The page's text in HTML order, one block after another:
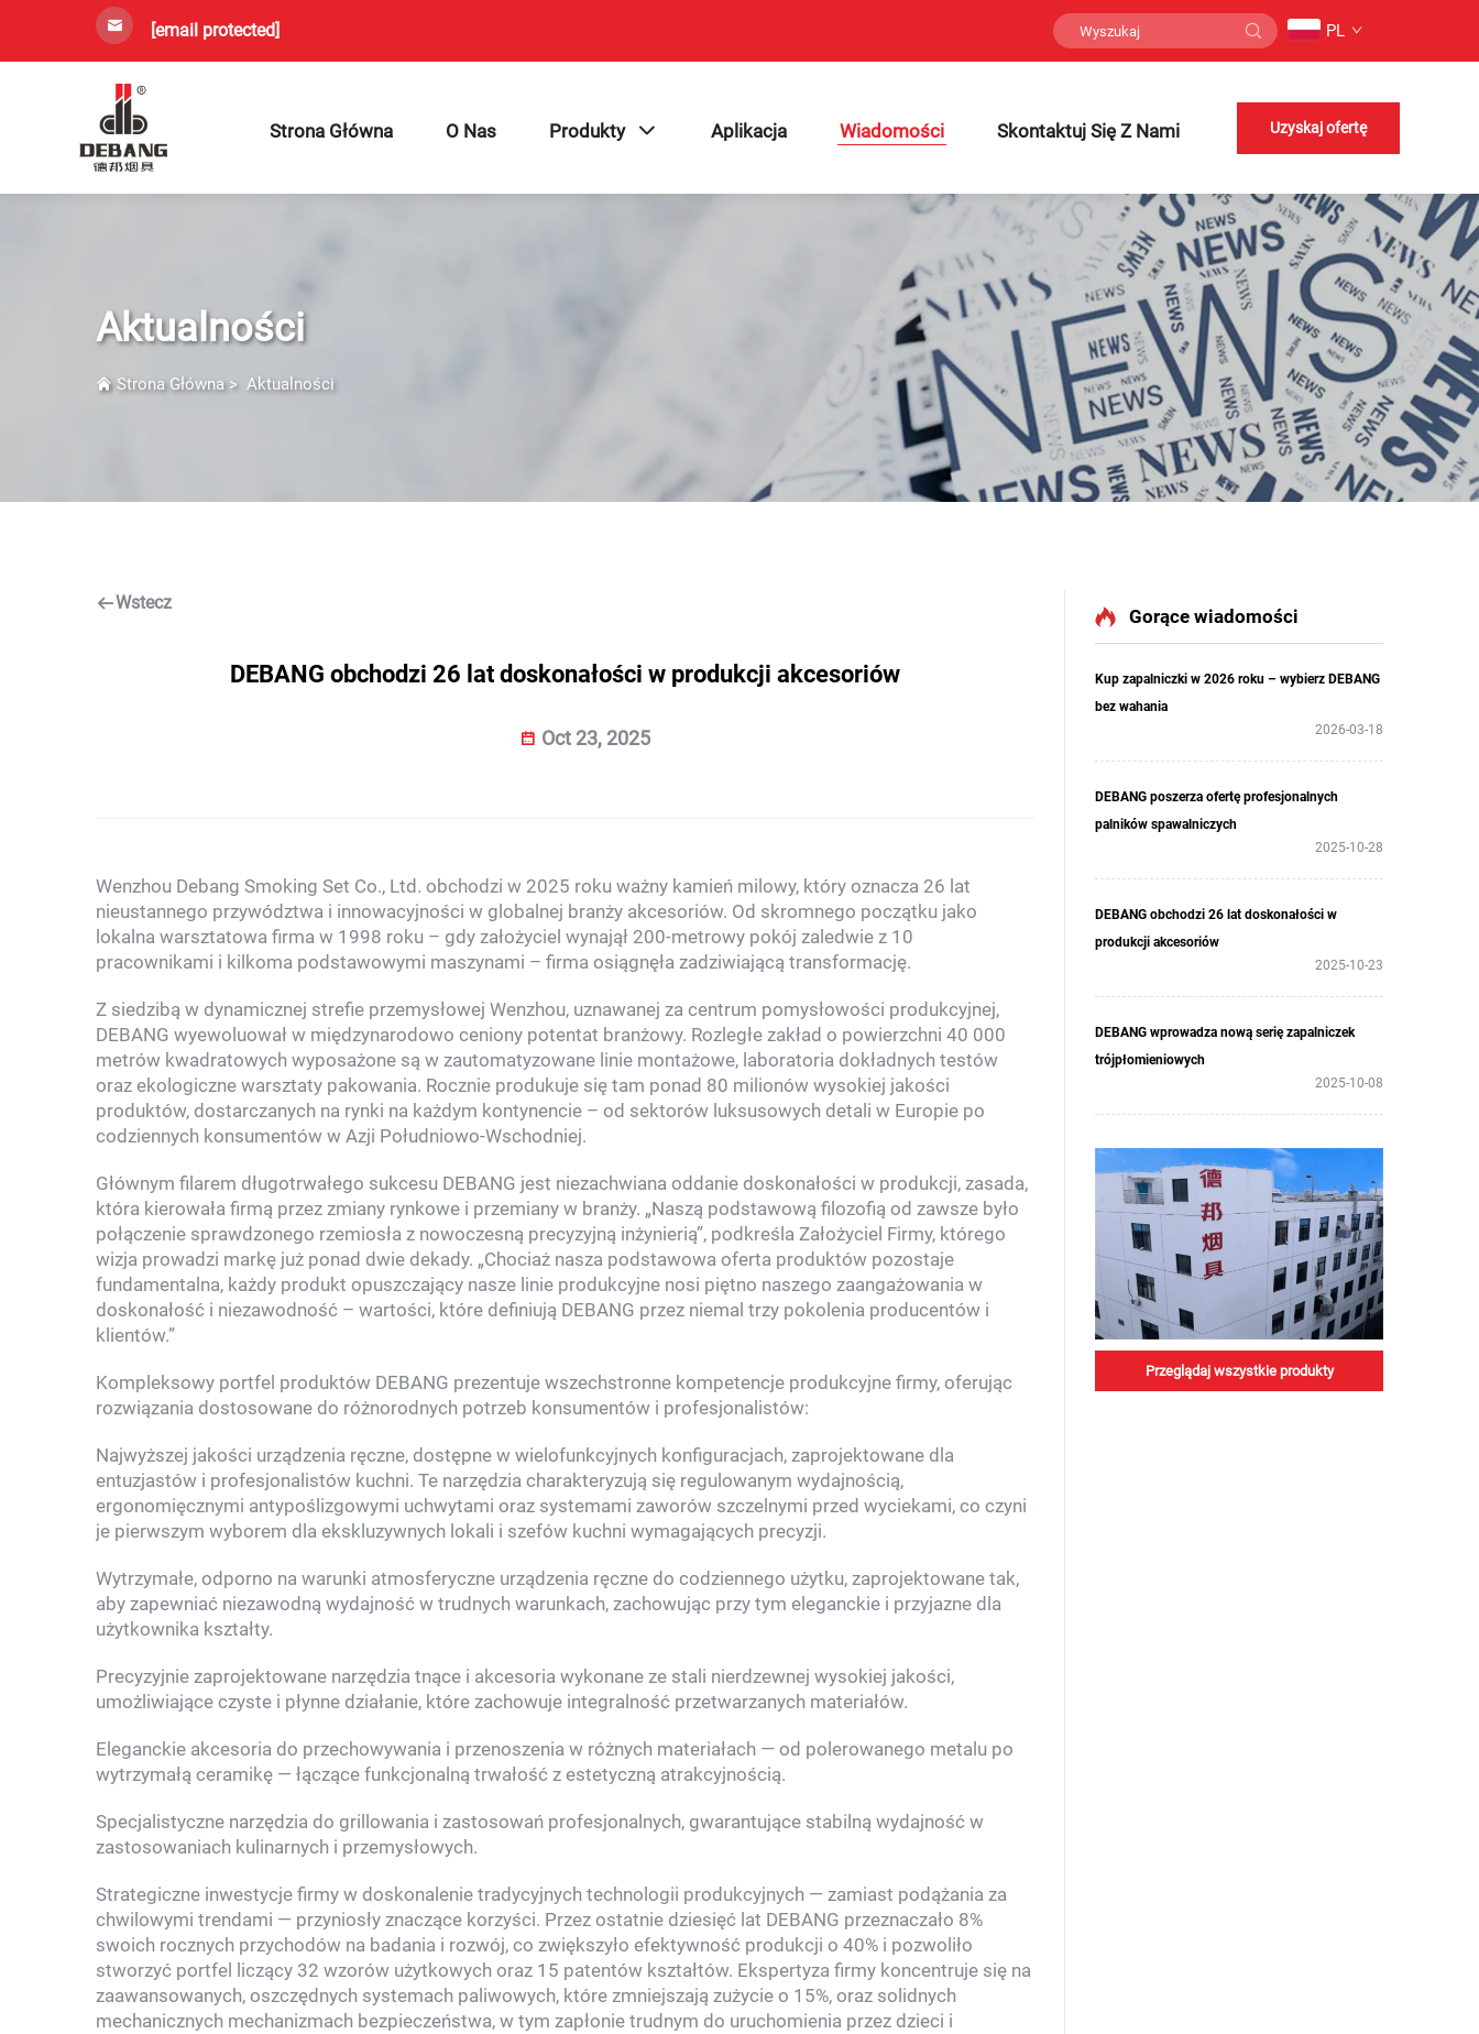
[email protected] PL
Strona Główna O Nas Produkty Aplikacja Wiadomości Skontaktuj Się Z Nami Uzyskaj ofertę
Aktualności
Strona Główna> Aktualności
Wstecz
DEBANG obchodzi 26 lat doskonałości w produkcji akcesoriów
Oct 23, 2025
Wenzhou Debang Smoking Set Co., Ltd. obchodzi w 2025 roku ważny kamień milowy, który oznacza 26 lat
nieustannego przywództwa i innowacyjności w globalnej branży akcesoriów. Od skromnego początku jako
lokalna warsztatowa firma w 1998 roku – gdy założyciel wynajął 200-metrowy pokój zaledwie z 10
pracownikami i kilkoma podstawowymi maszynami – firma osiągnęła zadziwiającą transformację.
Z siedzibą w dynamicznej strefie przemysłowej Wenzhou, uznawanej za centrum pomysłowości produkcyjnej,
DEBANG wyewoluował w międzynarodowo ceniony potentat branżowy. Rozległe zakład o powierzchni 40 000
metrów kwadratowych wyposażone są w zautomatyzowane linie montażowe, laboratoria dokładnych testów
oraz ekologiczne warsztaty pakowania. Rocznie produkuje się tam ponad 80 milionów wysokiej jakości
produktów, dostarczanych na rynki na każdym kontynencie – od sektorów luksusowych detali w Europie po
codziennych konsumentów w Azji Południowo-Wschodniej.
Głównym filarem długotrwałego sukcesu DEBANG jest niezachwiana oddanie doskonałości w produkcji, zasada,
która kierowała firmą przez zmiany rynkowe i przemiany w branży. „Naszą podstawową filozofią od zawsze było
połączenie sprawdzonego rzemiosła z nowoczesną precyzyjną inżynierią”, podkreśla Założyciel Firmy, którego
wizja prowadzi markę już ponad dwie dekady. „Chociaż nasza podstawowa oferta produktów pozostaje
fundamentalna, każdy produkt opuszczający nasze linie produkcyjne nosi piętno naszego zaangażowania w
doskonałość i niezawodność – wartości, które definiują DEBANG przez niemal trzy pokolenia producentów i
klientów.”
Kompleksowy portfel produktów DEBANG prezentuje wszechstronne kompetencje produkcyjne firmy, oferując
rozwiązania dostosowane do różnorodnych potrzeb konsumentów i profesjonalistów:
Najwyższej jakości urządzenia ręczne, dostępne w wielofunkcyjnych konfiguracjach, zaprojektowane dla
entuzjastów i profesjonalistów kuchni. Te narzędzia charakteryzują się regulowanym wydajnością,
ergonomięcznymi antypoślizgowymi uchwytami oraz systemami zaworów szczelnymi przed wyciekami, co czyni
je pierwszym wyborem dla ekskluzywnych lokali i szefów kuchni wymagających precyzji.
Wytrzymałe, odporno na warunki atmosferyczne urządzenia ręczne do codziennego użytku, zaprojektowane tak,
aby zapewniać niezawodną wydajność w trudnych warunkach, zachowując przy tym eleganckie i przyjazne dla
użytkownika kształty.
Precyzyjnie zaprojektowane narzędzia tnące i akcesoria wykonane ze stali nierdzewnej wysokiej jakości,
umożliwiające czyste i płynne działanie, które zachowuje integralność przetwarzanych materiałów.
Eleganckie akcesoria do przechowywania i przenoszenia w różnych materiałach — od polerowanego metalu po
wytrzymałą ceramikę — łączące funkcjonalną trwałość z estetyczną atrakcyjnością.
Specjalistyczne narzędzia do grillowania i zastosowań profesjonalnych, gwarantujące stabilną wydajność w
zastosowaniach kulinarnych i przemysłowych.
Strategiczne inwestycje firmy w doskonalenie tradycyjnych technologii produkcyjnych — zamiast podążania za
chwilowymi trendami — przyniosły znaczące korzyści. Przez ostatnie dziesięć lat DEBANG przeznaczało 8%
swoich rocznych przychodów na badania i rozwój, co zwiększyło efektywność produkcji o 40% i pozwoliło
stworzyć portfel liczący 32 wzorów użytkowych oraz 15 patentów kształtów. Ekspertyza firmy koncentruje się na
zaawansowanych, oszczędnych systemach paliwowych, które zmniejszają zużycie o 15%, oraz solidnych
mechanicznych mechanizmach bezpieczeństwa, w tym zapłonie trudnym do uruchomienia przez dzieci i
Gorące wiadomości
Kup zapalniczki w 2026 roku – wybierz DEBANG
bez wahania
2026-03-18
DEBANG poszerza ofertę profesjonalnych
palników spawalniczych
2025-10-28
DEBANG obchodzi 26 lat doskonałości w
produkcji akcesoriów
2025-10-23
DEBANG wprowadza nową serię zapalniczek
trójpłomieniowych
2025-10-08
Przeglądaj wszystkie produkty